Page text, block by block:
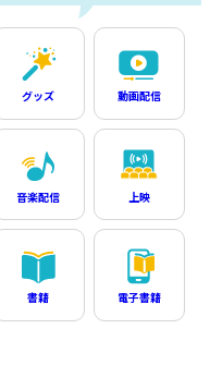
グッズ 動画配信
音楽配信 上映
書籍 電子書籍